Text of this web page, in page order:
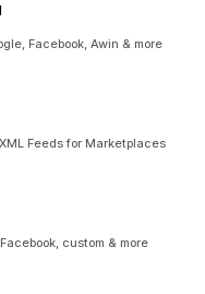
Facebook, Awin & more
Feeds for Marketplaces
custom & more